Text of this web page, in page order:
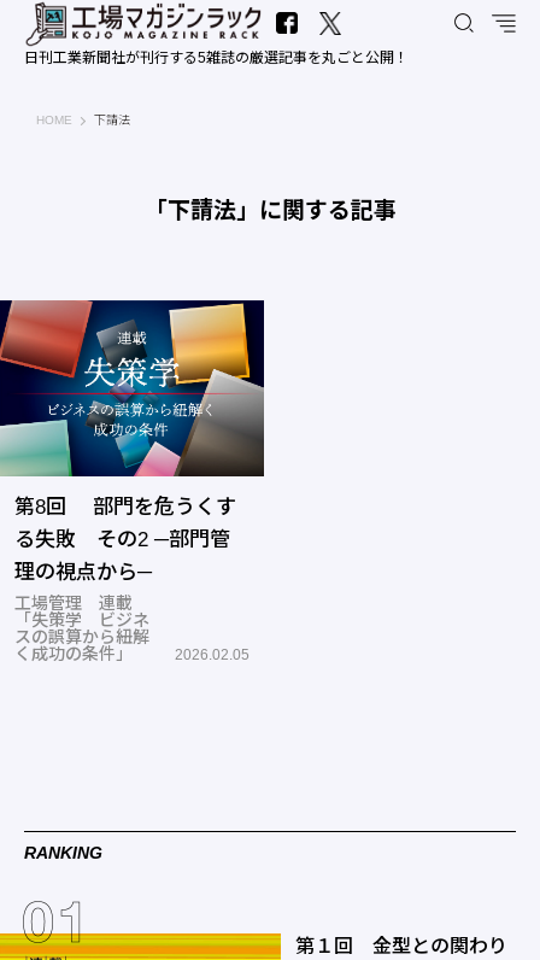
日刊工業新聞社が刊行する5雑誌の厳選記事を丸ごと公開！
HOME 工場マガジンラック｜日刊工業新聞社
下請法
「下請法」に関する記事
第8回 部門を危うくす
る失敗 その2 ─部門管
理の視点から─
工場管理 連載
「失策学 ビジネ
スの誤算から紐解
く成功の条件」
2026.02.05
RANKING
第１回 金型との関わり